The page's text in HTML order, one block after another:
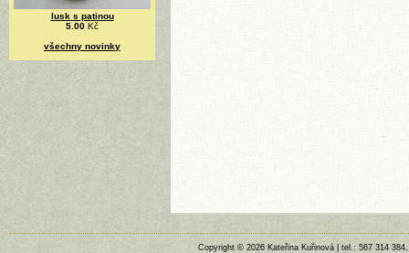
lusk s patinou
5.00 Kč
všechny novinky
Copyright © 2026 Kateřina Kuřinová | tel.: 567 314